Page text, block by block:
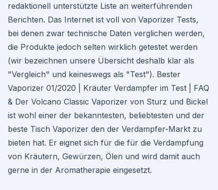
redaktionell unterstützte Liste an weiterführenden
Berichten. Das Internet ist voll von Vaporizer Tests,
bei denen zwar technische Daten verglichen werden,
die Produkte jedoch selten wirklich getestet werden
(wir bezeichnen unsere Übersicht deshalb klar als
"Vergleich" und keineswegs als "Test"). Bester
Vaporizer 01/2020 | Kräuter Verdampfer im Test | FAQ
& Der Volcano Classic Vaporizer von Sturz und Bickel
ist wohl einer der bekanntesten, beliebtesten und der
beste Tisch Vaporizer den der Verdampfer-Markt zu
bieten hat. Er eignet sich für die für die Verdampfung
von Kräutern, Gewürzen, Ölen und wird damit auch
gerne in der Aromatherapie eingesetzt.